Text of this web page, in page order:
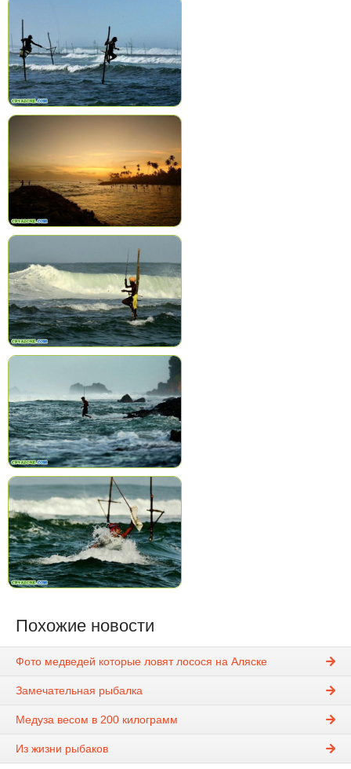
Похожие новости
Фото медведей которые ловят лосося на Аляске
Замечательная рыбалка
Медуза весом в 200 килограмм
Из жизни рыбаков